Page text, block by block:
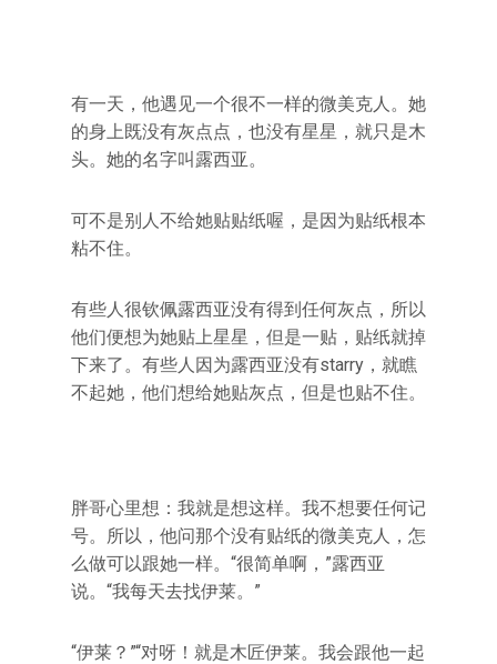
有一天，他遇见一个很不一样的微美克人。她
的身上既没有灰点点，也没有星星，就只是木
头。她的名字叫露西亚。
可不是别人不给她贴贴纸喔，是因为贴纸根本
粘不住。
有些人很钦佩露西亚没有得到任何灰点，所以
他们便想为她贴上星星，但是一贴，贴纸就掉
下来了。有些人因为露西亚没有starry，就瞧
不起她，他们想给她贴灰点，但是也贴不住。
胖哥心里想：我就是想这样。我不想要任何记
号。所以，他问那个没有贴纸的微美克人，怎
么做可以跟她一样。“很简单啊，”露西亚
说。“我每天去找伊莱。”
“伊莱？”“对呀！就是木匠伊莱。我会跟他一起